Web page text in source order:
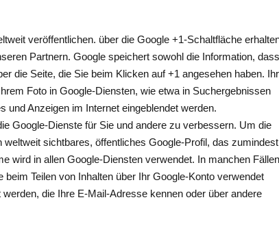
veröffentlichen. über die Google +1-Schaltfläche
Partnern. Google speichert sowohl die Information, dass
die Seite, die Sie beim Klicken auf +1 angesehen haben.
Foto in Google-Diensten, wie etwa in Suchergebnissen
und Anzeigen im Internet eingeblendet werden.
Google-Dienste für Sie und andere zu verbessern. Um die
sichtbares, öffentliches Google-Profil, das zumindest
wird in allen Google-Diensten verwendet. In manchen Fällen
Teilen von Inhalten über Ihr Google-Konto verwendet
die Ihre E-Mail-Adresse kennen oder über andere